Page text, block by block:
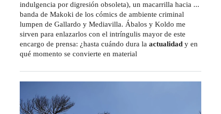
indulgencia por digresión obsoleta), un macarrilla hacia ...
banda de Makoki de los cómics de ambiente criminal
lumpen de Gallardo y Mediavilla. Ábalos y Koldo me
sirven para enlazarlos con el intríngulis mayor de este
encargo de prensa: ¿hasta cuándo dura la actualidad y en
qué momento se convierte en material